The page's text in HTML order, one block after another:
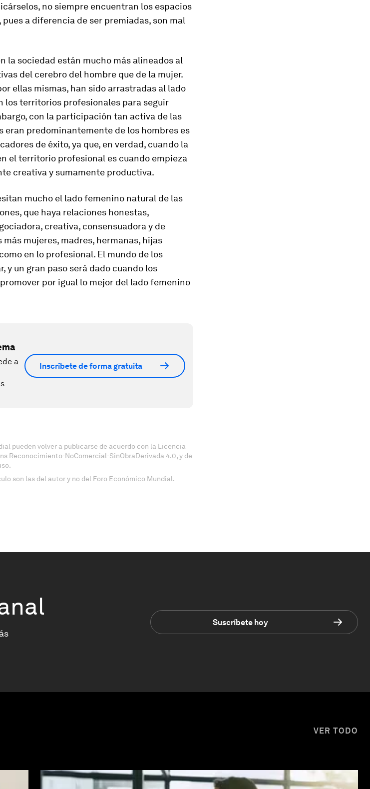
no siempre encuentran los espacios
a diferencia de ser premiadas, son mal
la sociedad están mucho más alineados al
del cerebro del hombre que de la mujer.
ellas mis­mas, han sido arrastradas al lado
los territorios profesionales para seguir
con la participación tan activa de las
eran predominantemen­te de los hombres es
de éxito, ya que, en verdad, cuan­do la
el territorio profesional es cuando empieza
creativa y sumamente productiva.
mucho el lado femenino natu­ral de las
que haya relaciones honestas,
creativa, consensuadora y de
mujeres, madres, hermanas, hijas
en lo profesional. El mundo de los
y un gran paso será dado cuando los
por igual lo mejor del lado femenino
a
Inscríbete de forma gratuita
pueden volver a publicarse de acuerdo con la Licencia
Reconocimiento-NoComercial-SinObraDerivada 4.0, y de
son las del autor y no del Foro Económico Mundial.
Suscríbete hoy
VER TODO